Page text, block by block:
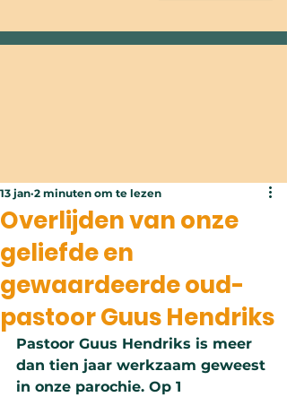
Overlijden van onze
geliefde en
gewaardeerde oud-
pastoor Guus Hendriks
13 jan 2 minuten om te lezen
Pastoor Guus Hendriks is meer
dan tien jaar werkzaam geweest
in onze parochie. Op 1